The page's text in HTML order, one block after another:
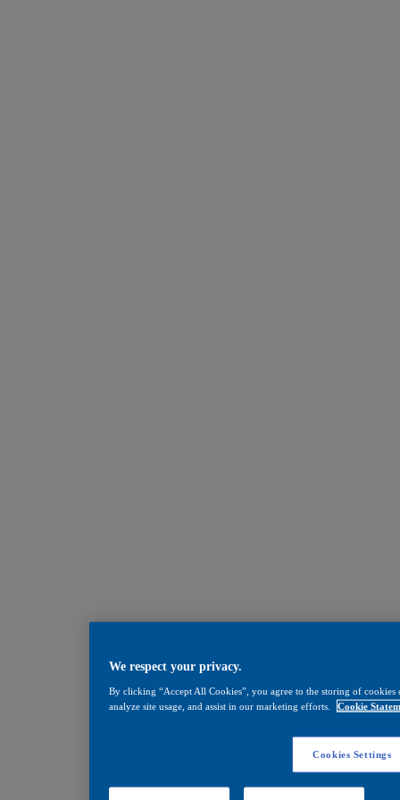
We respect your privacy.
By clicking “Accept All Cookies”, you agree to the storing of
analyze site usage, and assist in our marketing efforts.
Cookie
Cookies Settings